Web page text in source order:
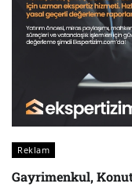
Reklam
Gayrimenkul,